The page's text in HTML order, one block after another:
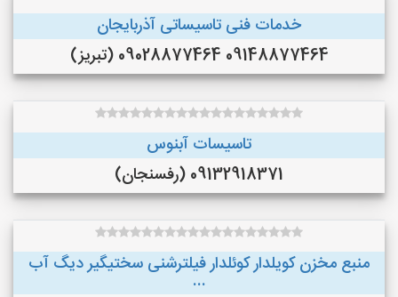
خدمات فنی تاسیساتی آذربایجان
09148877464 09028877464 (تبریز)
تاسيسات آبنوس
09132918371 (رفسنجان)
منبع مخزن کویلدار کوئلدار فیلترشنی سختیگیر دیگ آب
...